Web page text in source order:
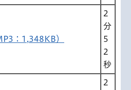
：1,348KB）
2
分
5
2
秒
2